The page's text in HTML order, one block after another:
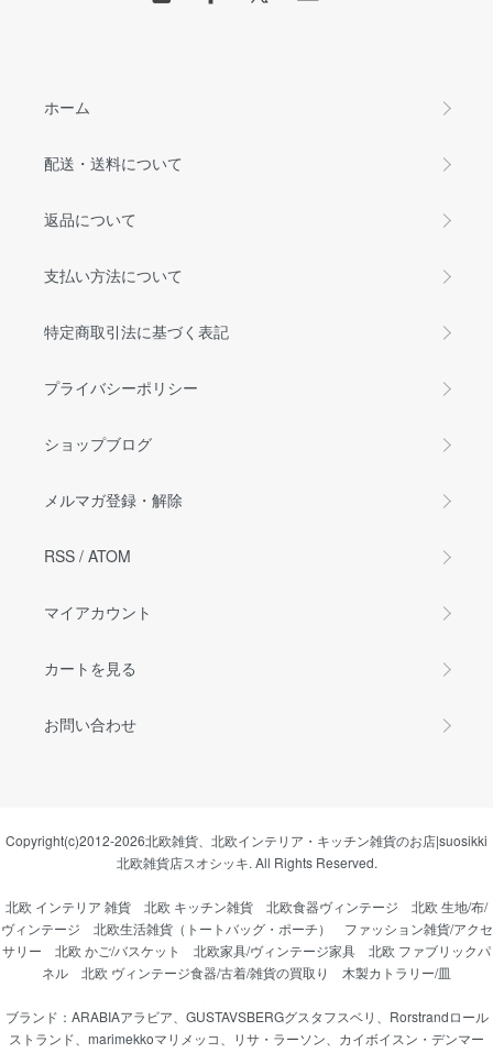
ホーム
配送・送料について
返品について
支払い方法について
特定商取引法に基づく表記
プライバシーポリシー
ショップブログ
メルマガ登録・解除
RSS / ATOM
マイアカウント
カートを見る
お問い合わせ
Copyright(c)2012-2026北欧雑貨、北欧インテリア・キッチン雑貨のお店|suosikki
北欧雑貨店スオシッキ. All Rights Reserved.
北欧 インテリア 雑貨 北欧 キッチン雑貨 北欧食器ヴィンテージ
北欧 生地/布/
ヴィンテージ
北欧生活雑貨（トートバッグ・ポーチ）
ファッション雑貨/アクセ
サリー
北欧 かご/バスケット 北欧家具/ヴィンテージ家具
北欧 ファブリックパ
ネル
北欧 ヴィンテージ食器/古着/雑貨の買取り 木製カトラリー/皿
ブランド： ARABIAアラビア GUSTAVSBERGグスタフスベリ
Rorstrandロール
ストランド
marimekkoマリメッコ リサ・ラーソン
カイボイスン・デンマー